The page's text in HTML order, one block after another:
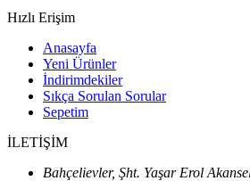
Hızlı Erişim
Anasayfa
Yeni Ürünler
İndirimdekiler
Sıkça Sorulan Sorular
Sepetim
İLETİŞİM
Bahçelievler, Şht. Yaşar Erol